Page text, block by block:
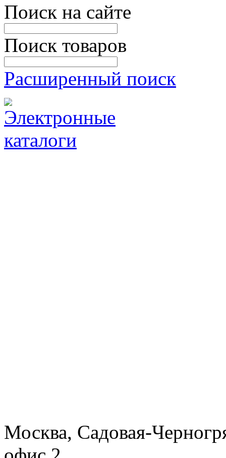
Поиск на сайте
Поиск товаров
Расширенный поиск
Москва, Садовая-